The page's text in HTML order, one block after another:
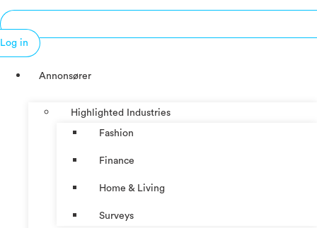
Log in
Annonsører
Highlighted Industries
Fashion
Finance
Home & Living
Surveys